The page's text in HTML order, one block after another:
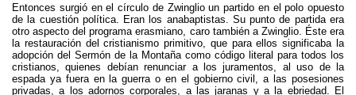
Entonces surgió en el círculo de Zwinglio un partido en el polo opuesto
de la cuestión política. Eran los anabaptistas. Su punto de partida era
otro aspecto del programa erasmiano, caro también a Zwinglio. Éste era
la restauración del cristianismo primitivo, que para ellos significaba la
adopción del Sermón de la Montaña como código literal para todos los
cristianos, quienes debían renunciar a los juramentos, al uso de la
espada ya fuera en la guerra o en el gobierno civil, a las posesiones
privadas, a los adornos corporales, a las jaranas y a la ebriedad. El